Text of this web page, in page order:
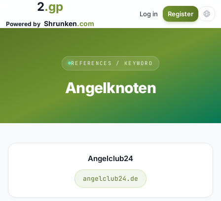
2.gp
Powered by Shrunken.com
Log in Register
REFERENCES / KEYWORD
Angelknoten
Angelclub24
angelclub24.de